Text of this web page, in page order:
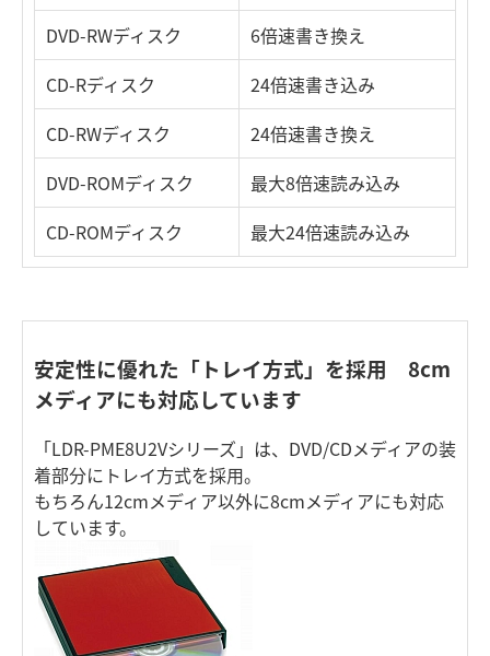
DVD-RWディスク
6倍速書き換え
CD-Rディスク
24倍速書き込み
CD-RWディスク
24倍速書き換え
DVD-ROMディスク
最大8倍速読み込み
CD-ROMディスク
最大24倍速読み込み
安定性に優れた「トレイ方式」を採用 8cm
メディアにも対応しています
「LDR-PME8U2Vシリーズ」は、DVD/CDメディアの装
着部分にトレイ方式を採用。
もちろん12cmメディア以外に8cmメディアにも対応
しています。